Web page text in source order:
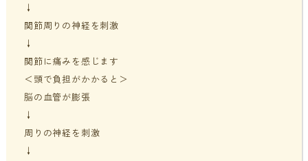
↓
関節周りの神経を刺激
↓
関節に痛みを感じます
＜頭で負担がかかると＞
脳の血管が膨張
↓
周りの神経を刺激
↓